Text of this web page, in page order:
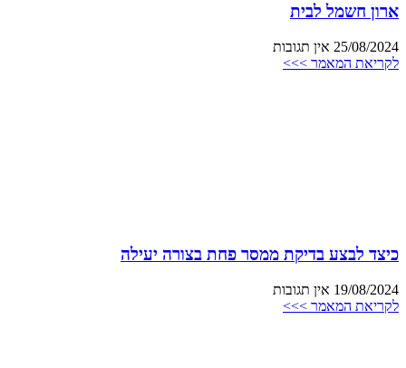
ארון חשמל לבית
25/08/2024 אין תגובות
לקריאת המאמר >>>
כיצד לבצע בדיקת ממסר פחת בצורה יעילה
19/08/2024 אין תגובות
לקריאת המאמר >>>